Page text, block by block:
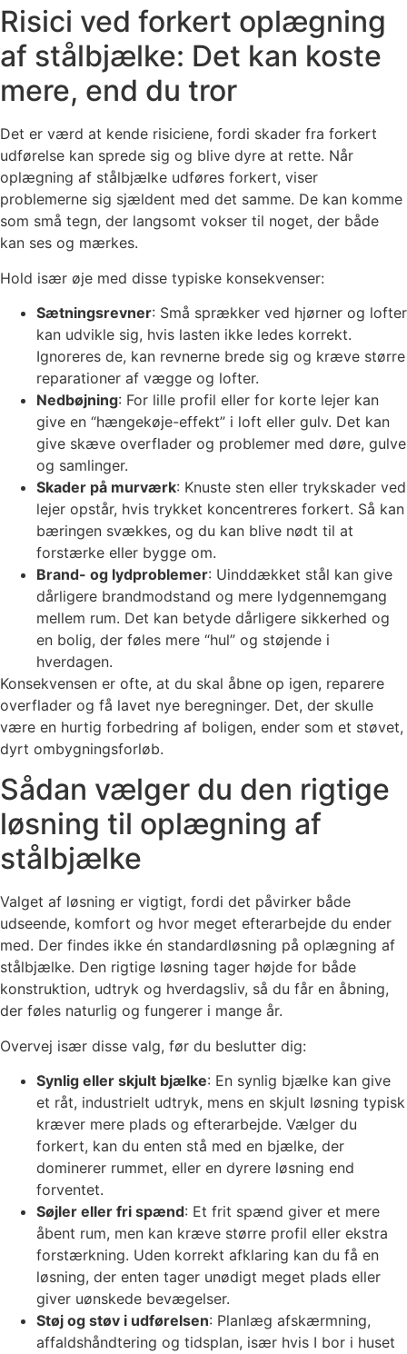
Risici ved forkert oplægning
af stålbjælke: Det kan koste
mere, end du tror
Det er værd at kende risiciene, fordi skader fra forkert
udførelse kan sprede sig og blive dyre at rette. Når
oplægning af stålbjælke udføres forkert, viser
problemerne sig sjældent med det samme. De kan komme
som små tegn, der langsomt vokser til noget, der både
kan ses og mærkes.
Hold især øje med disse typiske konsekvenser:
Sætningsrevner: Små sprækker ved hjørner og lofter
kan udvikle sig, hvis lasten ikke ledes korrekt.
Ignoreres de, kan revnerne brede sig og kræve større
reparationer af vægge og lofter.
Nedbøjning: For lille profil eller for korte lejer kan
give en “hængekøje-effekt” i loft eller gulv. Det kan
give skæve overflader og problemer med døre, gulve
og samlinger.
Skader på murværk: Knuste sten eller trykskader ved
lejer opstår, hvis trykket koncentreres forkert. Så kan
bæringen svækkes, og du kan blive nødt til at
forstærke eller bygge om.
Brand- og lydproblemer: Uinddækket stål kan give
dårligere brandmodstand og mere lydgennemgang
mellem rum. Det kan betyde dårligere sikkerhed og
en bolig, der føles mere “hul” og støjende i
hverdagen.
Konsekvensen er ofte, at du skal åbne op igen, reparere
overflader og få lavet nye beregninger. Det, der skulle
være en hurtig forbedring af boligen, ender som et støvet,
dyrt ombygningsforløb.
Sådan vælger du den rigtige
løsning til oplægning af
stålbjælke
Valget af løsning er vigtigt, fordi det påvirker både
udseende, komfort og hvor meget efterarbejde du ender
med. Der findes ikke én standardløsning på oplægning af
stålbjælke. Den rigtige løsning tager højde for både
konstruktion, udtryk og hverdagsliv, så du får en åbning,
der føles naturlig og fungerer i mange år.
Overvej især disse valg, før du beslutter dig:
Synlig eller skjult bjælke: En synlig bjælke kan give
et råt, industrielt udtryk, mens en skjult løsning typisk
kræver mere plads og efterarbejde. Vælger du
forkert, kan du enten stå med en bjælke, der
dominerer rummet, eller en dyrere løsning end
forventet.
Søjler eller fri spænd: Et frit spænd giver et mere
åbent rum, men kan kræve større profil eller ekstra
forstærkning. Uden korrekt afklaring kan du få en
løsning, der enten tager unødigt meget plads eller
giver uønskede bevægelser.
Støj og støv i udførelsen: Planlæg afskærmning,
affaldshåndtering og tidsplan, især hvis I bor i huset